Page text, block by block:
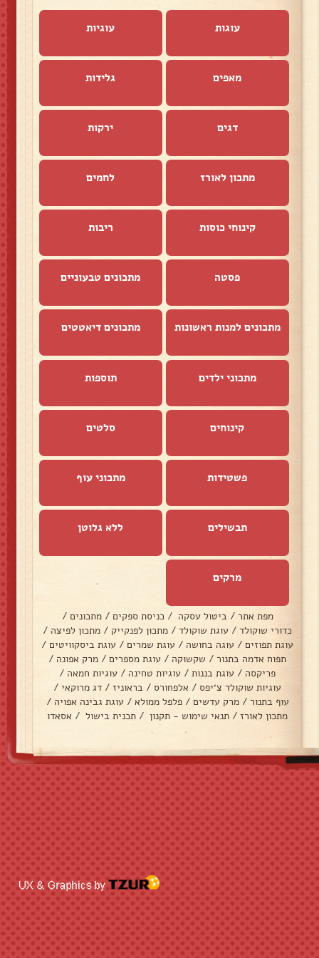
עוגות עוגיות
מאפים גלידות
דגים ירקות
מתכון לאורז לחמים
קינוחי כוסות ריבות
פסטה מתכונים טבעוניים
מתכונים למנות ראשונות מתכונים דיאטטים
מתכוני ילדים תוספות
קינוחים סלטים
פשטידות מתכוני עוף
תבשילים ללא גלוטן
מרקים
מפת אתר / ביטול עסקה / כניסת ספקים / מתכונים /
כדורי שוקולד / עוגת שוקולד / מתכון לפנקייק / מתכון לפיצה /
עוגת תפוזים / עוגה בחושה / עוגת שמרים / עוגת ביסקוויטים /
תפוח אדמה בתנור / שקשוקה / עוגת מספרים / מרק אפונה /
פריקסה / עוגת בננות / עוגיות טחינה / עוגיות חמאה /
עוגיות שוקולד צ׳יפס / אלפחורס / בראוניז / דג מרוקאי /
עוף בתנור / מרק עדשים / פלפל ממולא / עוגת גבינה אפויה /
מתכון לאורז / תנאי שימוש - תקנון / תכנית בישול / אסאדו